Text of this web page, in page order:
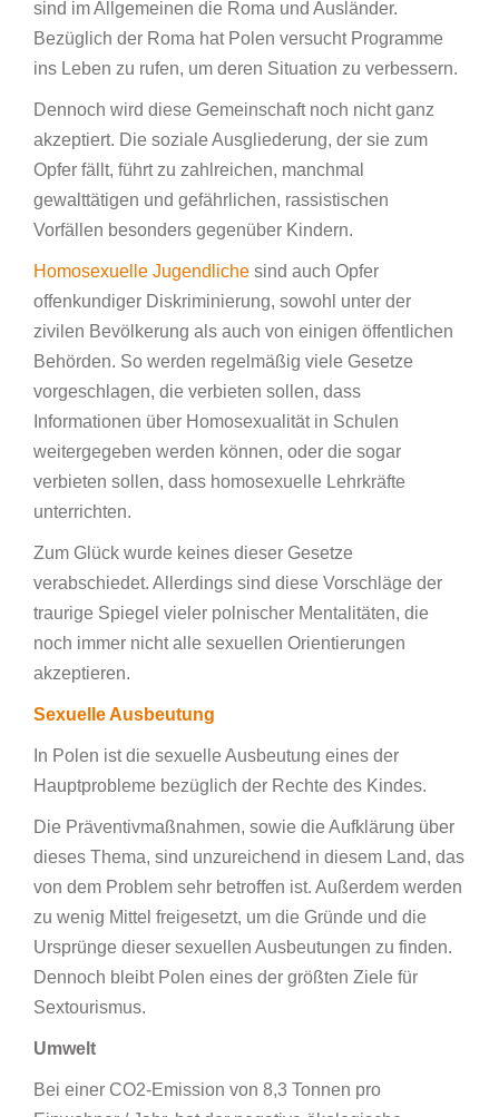
sind im Allgemeinen die Roma und Ausländer.
Bezüglich der Roma hat Polen versucht Programme
ins Leben zu rufen, um deren Situation zu verbessern.
Dennoch wird diese Gemeinschaft noch nicht ganz
akzeptiert. Die soziale Ausgliederung, der sie zum
Opfer fällt, führt zu zahlreichen, manchmal
gewalttätigen und gefährlichen, rassistischen
Vorfällen besonders gegenüber Kindern.
Homosexuelle Jugendliche sind auch Opfer
offenkundiger Diskriminierung, sowohl unter der
zivilen Bevölkerung als auch von einigen öffentlichen
Behörden. So werden regelmäßig viele Gesetze
vorgeschlagen, die verbieten sollen, dass
Informationen über Homosexualität in Schulen
weitergegeben werden können, oder die sogar
verbieten sollen, dass homosexuelle Lehrkräfte
unterrichten.
Zum Glück wurde keines dieser Gesetze
verabschiedet. Allerdings sind diese Vorschläge der
traurige Spiegel vieler polnischer Mentalitäten, die
noch immer nicht alle sexuellen Orientierungen
akzeptieren.
Sexuelle Ausbeutung
In Polen ist die sexuelle Ausbeutung eines der
Hauptprobleme bezüglich der Rechte des Kindes.
Die Präventivmaßnahmen, sowie die Aufklärung über
dieses Thema, sind unzureichend in diesem Land, das
von dem Problem sehr betroffen ist. Außerdem werden
zu wenig Mittel freigesetzt, um die Gründe und die
Ursprünge dieser sexuellen Ausbeutungen zu finden.
Dennoch bleibt Polen eines der größten Ziele für
Sextourismus.
Umwelt
Bei einer CO2-Emission von 8,3 Tonnen pro